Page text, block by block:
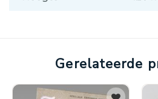
Gerelateerde